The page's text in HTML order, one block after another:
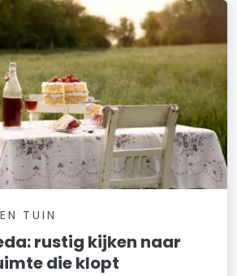
TUIN
rustig kijken naar
die klopt